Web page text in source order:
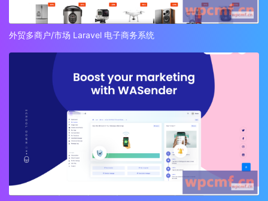
外贸多商户/市场 Laravel 电子商务系统